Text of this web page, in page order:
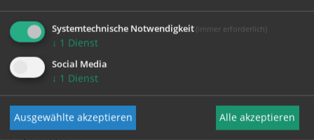
Passwort
Systemtechnische Notwendigkeit (immer erforderlich)
↓ 1 Dienst
Social Media
↓ 1 Dienst
Ausgewählte akzeptieren Alle akzeptieren